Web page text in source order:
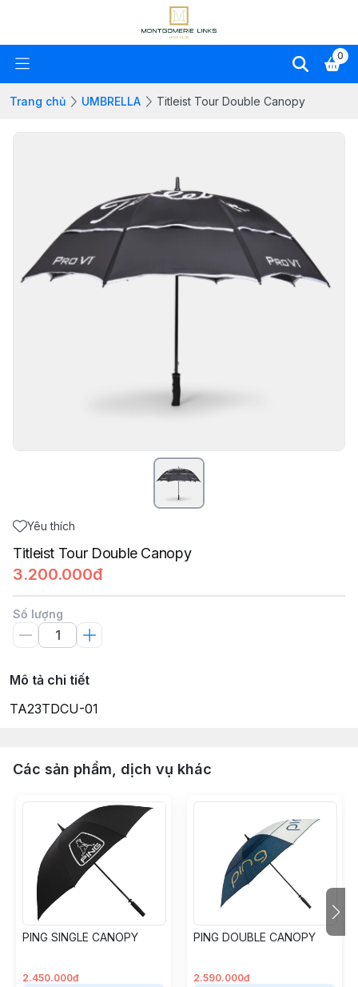
0
Trang chủ UMBRELLA Titleist Tour Double Canopy
Yêu thích
Titleist Tour Double Canopy
3.200.000đ
Số lượng
Mô tả chi tiết
TA23TDCU-01
Các sản phẩm, dịch vụ khác
PING SINGLE CANOPY
2.450.000đ
PING DOUBLE CANOPY
2.590.000đ